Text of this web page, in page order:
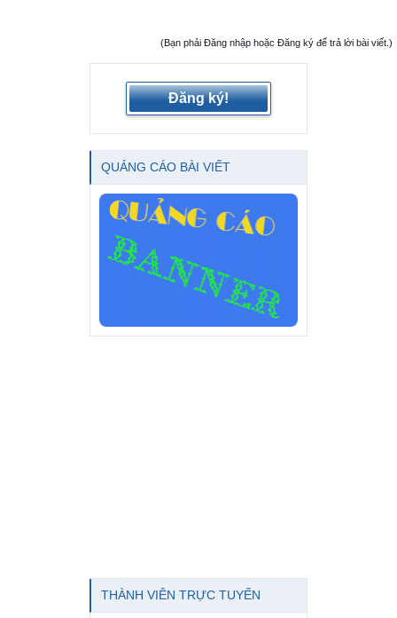
(Bạn phải Đăng nhập hoặc Đăng ký để trả lời bài viết.)
Đăng ký!
QUẢNG CÁO BÀI VIẾT
THÀNH VIÊN TRỰC TUYẾN